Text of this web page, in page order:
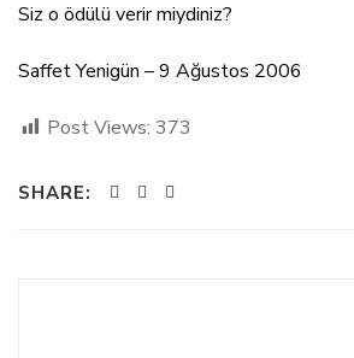
Siz o ödülü verir miydiniz?
Saffet Yenigün – 9 Ağustos 2006
Post Views: 373
SHARE: